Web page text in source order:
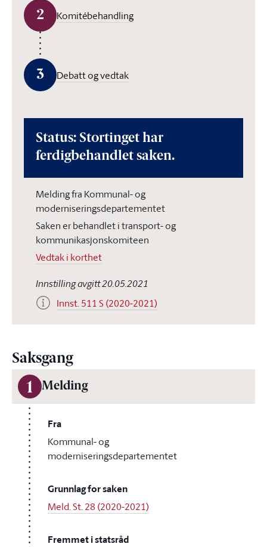
2 Komitébehandling
3 Debatt og vedtak
Status: Stortinget har
ferdigbehandlet saken.
Melding fra Kommunal- og
moderniseringsdepartementet
Saken er behandlet i transport- og
kommunikasjonskomiteen
Vedtak i korthet
Innstilling avgitt 20.05.2021
Innst. 511 S (2020-2021)
Saksgang
1 Melding
Fra
Kommunal- og
moderniseringsdepartementet
Grunnlag for saken
Meld. St. 28 (2020-2021)
Fremmet i statsråd